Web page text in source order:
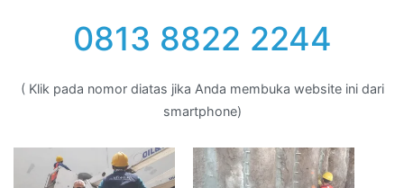
0813 8822 2244
( Klik pada nomor diatas jika Anda membuka website ini dari
smartphone)